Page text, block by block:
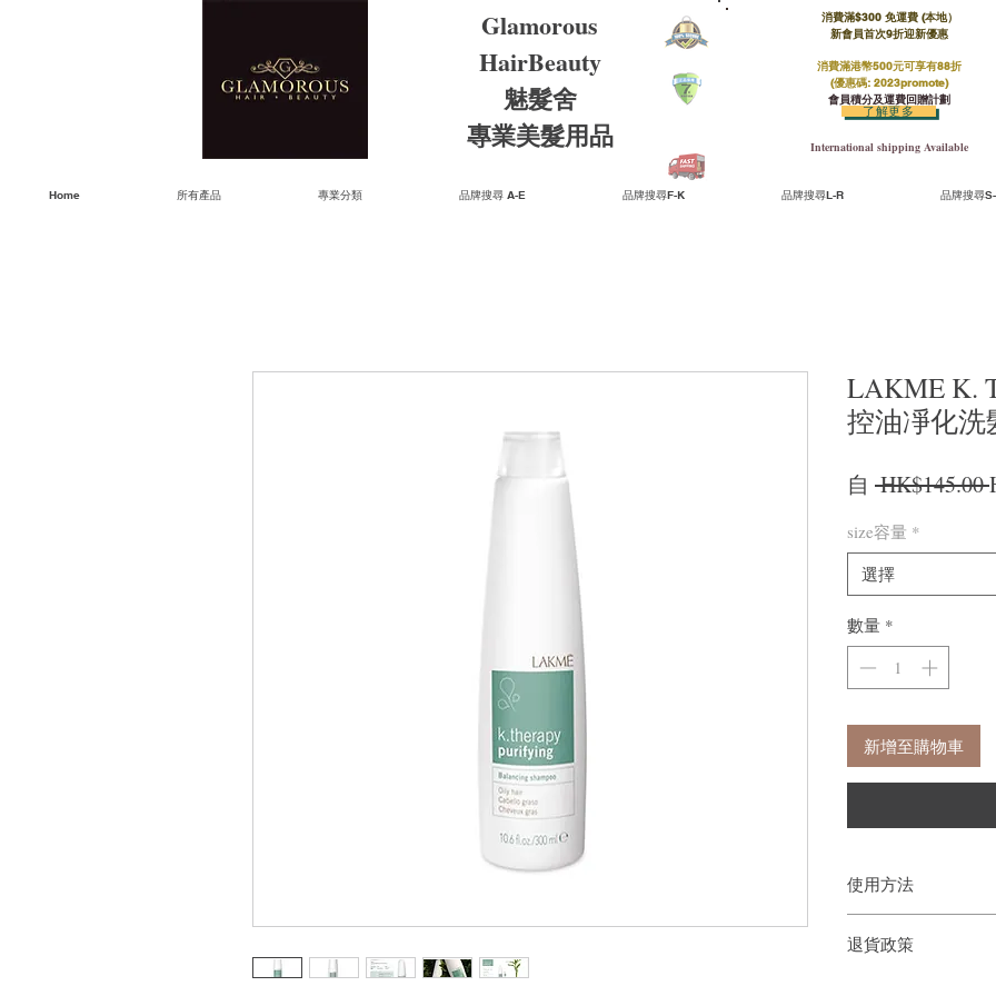
Glamorous
HairBeauty
魅髮舍
​​專業美髮用品
消費滿$300 免運費 (本地）​
新會員首次9折迎新優惠
消費滿港幣500元可享有88折
(優惠碼: 2023promote)
會員積分及運費回贈計劃
International shipping Available
了解更多
Home 所有產品 專業分類 品牌搜尋 A-E 品牌搜尋F-K 品牌搜尋L-R 品牌搜尋
LAKME K.
控油凈化洗
自 HK$145.00
size容量 *
選擇
數量 *
新增至購物車
使用方法
退貨政策